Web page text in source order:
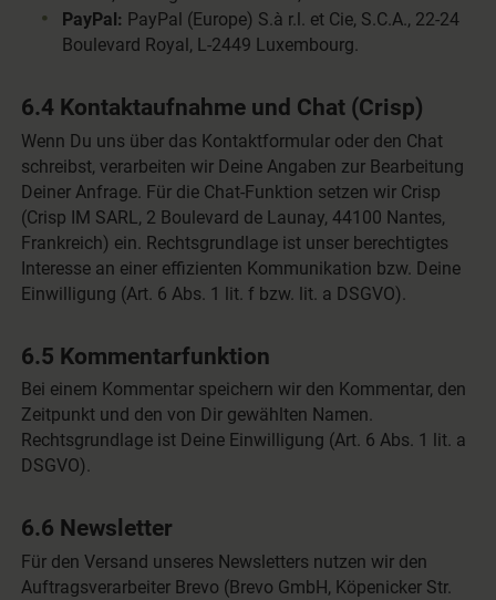
PayPal: PayPal (Europe) S.à r.l. et Cie, S.C.A., 22-24
Boulevard Royal, L-2449 Luxembourg.
6.4 Kontaktaufnahme und Chat (Crisp)
Wenn Du uns über das Kontaktformular oder den Chat
schreibst, verarbeiten wir Deine Angaben zur Bearbeitung
Deiner Anfrage. Für die Chat-Funktion setzen wir Crisp
(Crisp IM SARL, 2 Boulevard de Launay, 44100 Nantes,
Frankreich) ein. Rechtsgrundlage ist unser berechtigtes
Interesse an einer effizienten Kommunikation bzw. Deine
Einwilligung (Art. 6 Abs. 1 lit. f bzw. lit. a DSGVO).
6.5 Kommentarfunktion
Bei einem Kommentar speichern wir den Kommentar, den
Zeitpunkt und den von Dir gewählten Namen.
Rechtsgrundlage ist Deine Einwilligung (Art. 6 Abs. 1 lit. a
DSGVO).
6.6 Newsletter
Für den Versand unseres Newsletters nutzen wir den
Auftragsverarbeiter Brevo (Brevo GmbH, Köpenicker Str.